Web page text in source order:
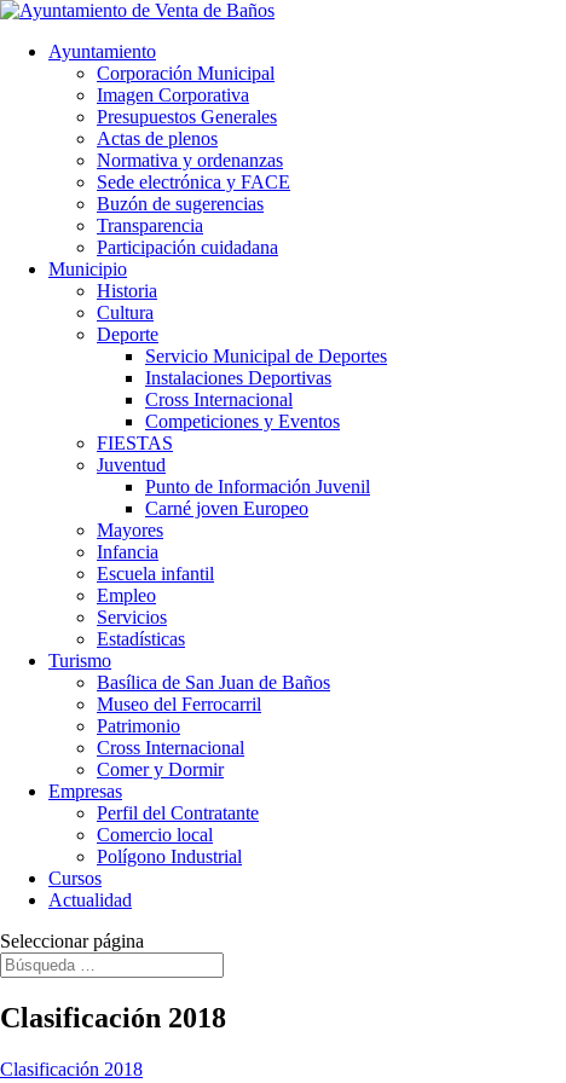
Ayuntamiento
Corporación Municipal
Imagen Corporativa
Presupuestos Generales
Actas de plenos
Normativa y ordenanzas
Sede electrónica y FACE
Buzón de sugerencias
Transparencia
Participación cuidadana
Municipio
Historia
Cultura
Deporte
Servicio Municipal de Deportes
Instalaciones Deportivas
Cross Internacional
Competiciones y Eventos
FIESTAS
Juventud
Punto de Información Juvenil
Carné joven Europeo
Mayores
Infancia
Escuela infantil
Empleo
Servicios
Estadísticas
Turismo
Basílica de San Juan de Baños
Museo del Ferrocarril
Patrimonio
Cross Internacional
Comer y Dormir
Empresas
Perfil del Contratante
Comercio local
Polígono Industrial
Cursos
Actualidad
Seleccionar página
Clasificación 2018
Clasificación 2018